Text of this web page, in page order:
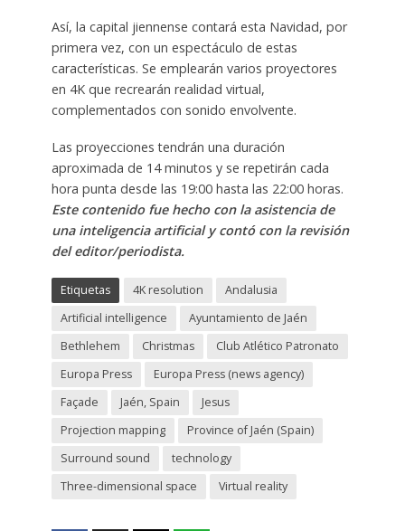
Así, la capital jiennense contará esta Navidad, por
primera vez, con un espectáculo de estas
características. Se emplearán varios proyectores
en 4K que recrearán realidad virtual,
complementados con sonido envolvente.
Las proyecciones tendrán una duración
aproximada de 14 minutos y se repetirán cada
hora punta desde las 19:00 hasta las 22:00 horas.
Este contenido fue hecho con la asistencia de
una inteligencia artificial y contó con la revisión
del editor/periodista.
Etiquetas 4K resolution
Andalusia
Artificial intelligence
Ayuntamiento de Jaén
Bethlehem
Christmas
Club Atlético Patronato
Europa Press
Europa Press (news agency)
Façade
Jaén, Spain
Jesus
Projection mapping
Province of Jaén (Spain)
Surround sound
technology
Three-dimensional space
Virtual reality